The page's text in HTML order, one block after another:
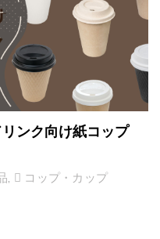
ンク向け紙コップ
,
コップ・カップ